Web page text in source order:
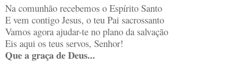
Na comunhão recebemos o Espírito Santo
E vem contigo Jesus, o teu Pai sacrossanto
Vamos agora ajudar-te no plano da salvação
Eis aqui os teus servos, Senhor!
Que a graça de Deus...